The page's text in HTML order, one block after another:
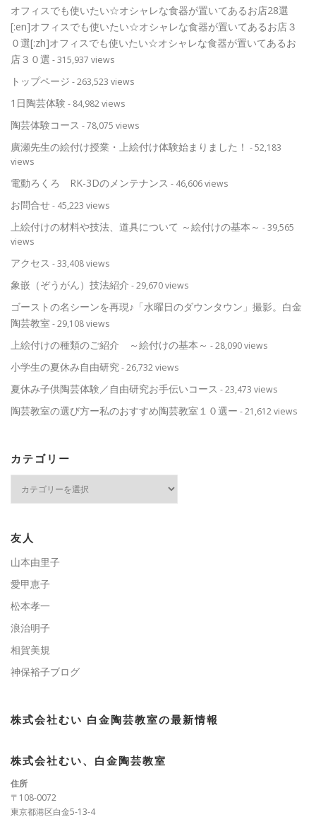
オフィスでも使いたい☆オシャレな食器が置いてあるお店28選
[:en]オフィスでも使いたい☆オシャレな食器が置いてあるお店３
０選[:zh]オフィスでも使いたい☆オシャレな食器が置いてあるお
店３０選 - 315,937 views
トップページ - 263,523 views
1日陶芸体験 - 84,982 views
陶芸体験コース - 78,075 views
廣瀬先生の絵付け授業・上絵付け体験始まりました！ - 52,183
views
電動ろくろ RK-3Dのメンテナンス - 46,606 views
お問合せ- 45,223 views
上絵付けの材料や技法、道具について ～絵付けの基本～ - 39,565
views
アクセス - 33,408 views
象嵌（ぞうがん）技法紹介 - 29,670 views
ゴーストの名シーンを再現♪「水曜日のダウンタウン」撮影。白金
陶芸教室 - 29,108 views
上絵付けの種類のご紹介 ～絵付けの基本～ - 28,090 views
小学生の夏休み自由研究- 26,732 views
夏休み子供陶芸体験／自由研究お手伝いコース - 23,473 views
陶芸教室の選び方ー私のおすすめ陶芸教室１０選ー - 21,612 views
カテゴリー
ー
友人
山本由里子
愛甲恵子
松本孝一
浪治明子
相賀美規
神保裕子ブログ
株式会社むい 白金陶芸教室の最新情報
株式会社むい、白金陶芸教室
住所
〒108-0072
東京都港区白金5-13-4